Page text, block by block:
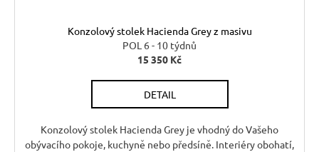
Konzolový stolek Hacienda Grey z masivu
POL 6 - 10 týdnů
15 350 Kč
DETAIL
Konzolový stolek Hacienda Grey je vhodný do Vašeho
obývacího pokoje, kuchyně nebo předsíně. Interiéry obohatí,